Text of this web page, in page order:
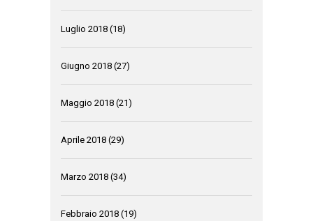
Luglio 2018 (18)
Giugno 2018 (27)
Maggio 2018 (21)
Aprile 2018 (29)
Marzo 2018 (34)
Febbraio 2018 (19)